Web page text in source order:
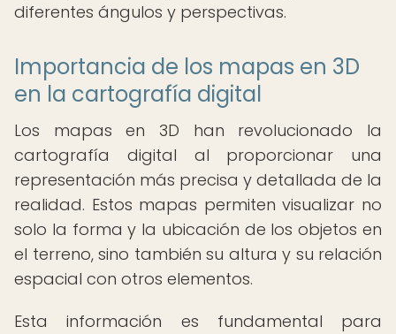
diferentes ángulos y perspectivas.
Importancia de los mapas en 3D
en la cartografía digital
Los mapas en 3D han revolucionado la
cartografía digital al proporcionar una
representación más precisa y detallada de la
realidad. Estos mapas permiten visualizar no
solo la forma y la ubicación de los objetos en
el terreno, sino también su altura y su relación
espacial con otros elementos.
Esta información es fundamental para